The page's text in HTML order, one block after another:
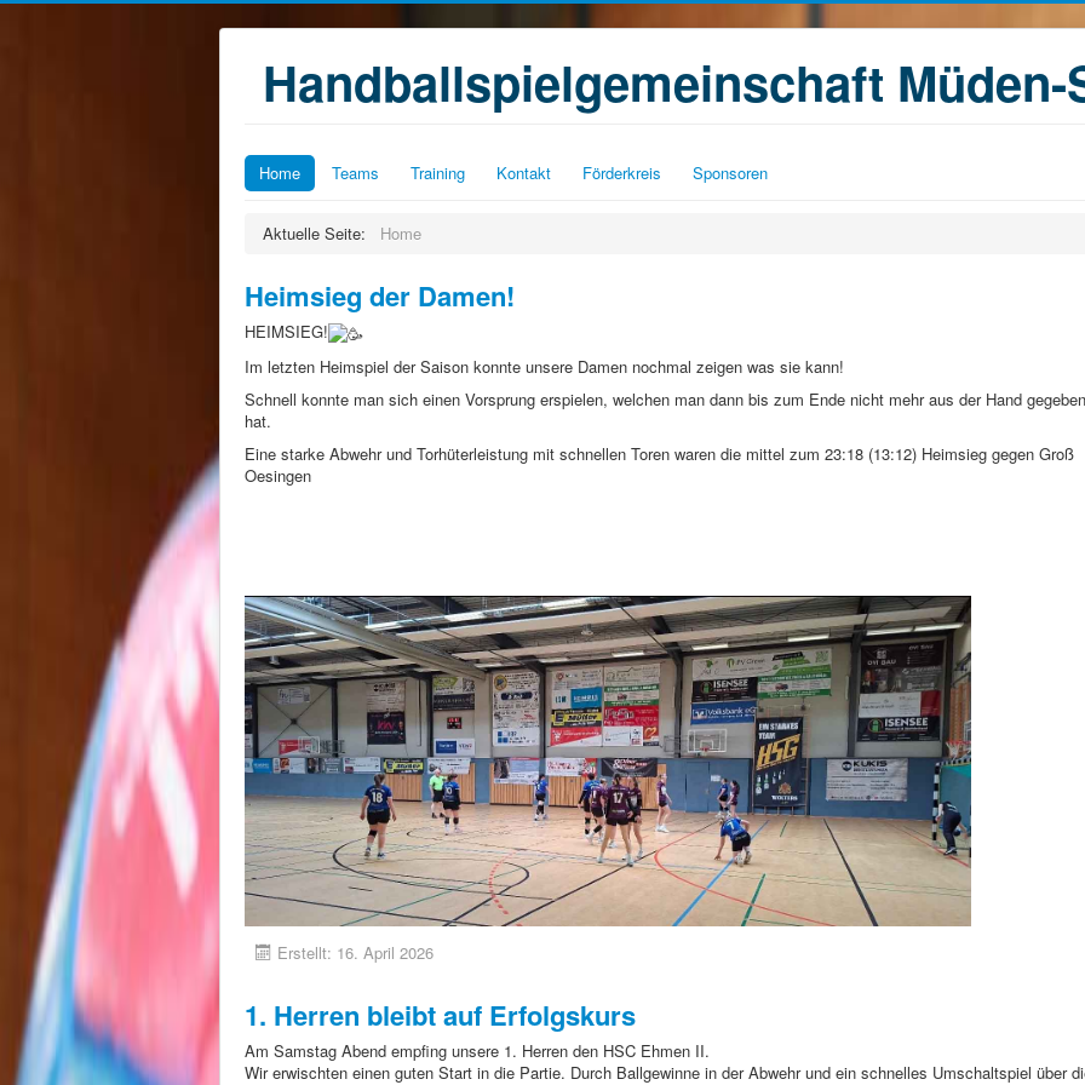
Handballspielgemeinschaft Müden-
Home Teams Training Kontakt Förderkreis Sponsoren
Aktuelle Seite: Home
Heimsieg der Damen!
HEIMSIEG!
Im letzten Heimspiel der Saison konnte unsere Damen nochmal zeigen was sie kann!
Schnell konnte man sich einen Vorsprung erspielen, welchen man dann bis zum Ende nicht mehr aus der Hand gegeben
hat.
Eine starke Abwehr und Torhüterleistung mit schnellen Toren waren die mittel zum 23:18 (13:12) Heimsieg gegen Groß
Oesingen
Erstellt: 16. April 2026
1. Herren bleibt auf Erfolgskurs
Am Samstag Abend empfing unsere 1. Herren den HSC Ehmen II.
Wir erwischten einen guten Start in die Partie. Durch Ballgewinne in der Abwehr und ein schnelles Umschaltspiel über